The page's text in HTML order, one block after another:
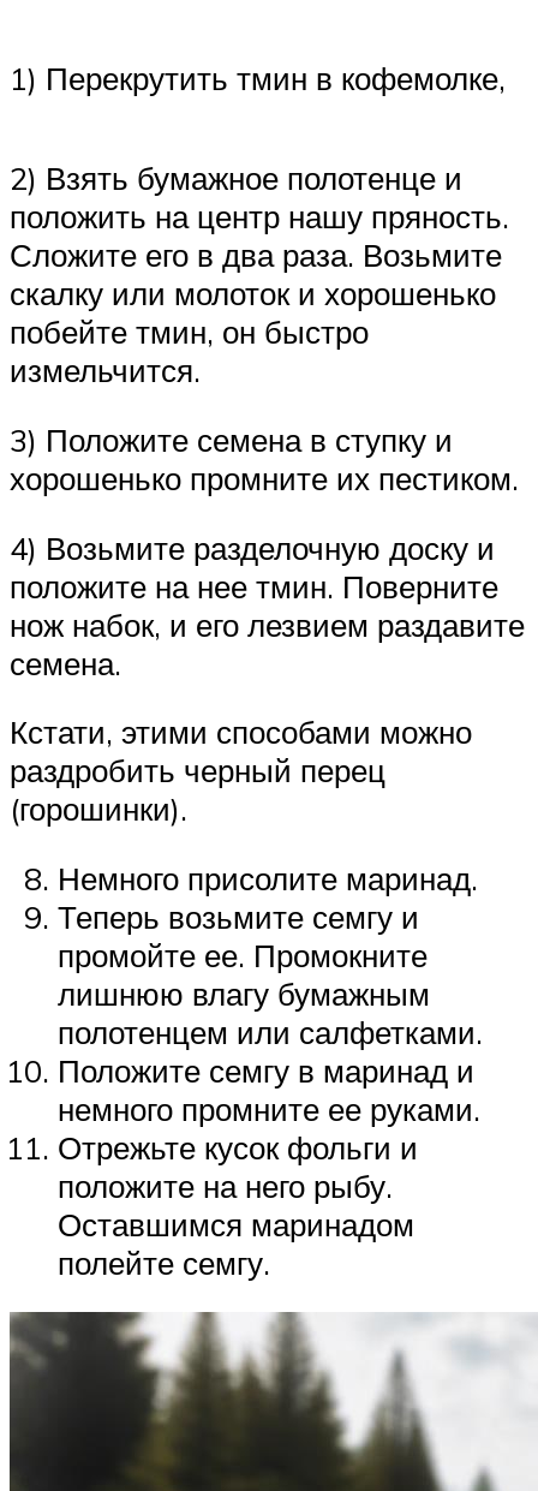
1) Перекрутить тмин в кофемолке,
2) Взять бумажное полотенце и
положить на центр нашу пряность.
Сложите его в два раза. Возьмите
скалку или молоток и хорошенько
побейте тмин, он быстро
измельчится.
3) Положите семена в ступку и
хорошенько промните их пестиком.
4) Возьмите разделочную доску и
положите на нее тмин. Поверните
нож набок, и его лезвием раздавите
семена.
Кстати, этими способами можно
раздробить черный перец
(горошинки).
Немного присолите маринад.
Теперь возьмите семгу и
промойте ее. Промокните
лишнюю влагу бумажным
полотенцем или салфетками.
Положите семгу в маринад и
немного промните ее руками.
Отрежьте кусок фольги и
положите на него рыбу.
Оставшимся маринадом
полейте семгу.